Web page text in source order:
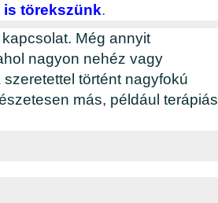
is törekszünk.
Még annyit
nagyon nehéz vagy
történt nagyfokú
más, például terápiás